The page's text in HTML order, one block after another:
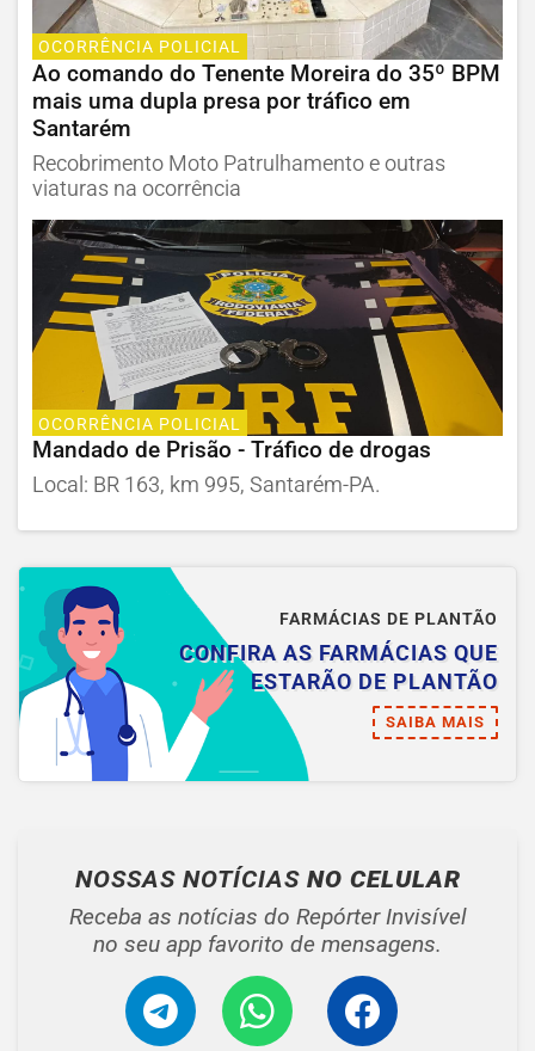
OCORRÊNCIA POLICIAL
Ao comando do Tenente Moreira do 35º BPM
mais uma dupla presa por tráfico em
Santarém
Recobrimento Moto Patrulhamento e outras
viaturas na ocorrência
OCORRÊNCIA POLICIAL
Mandado de Prisão - Tráfico de drogas
Local: BR 163, km 995, Santarém-PA.
FARMÁCIAS DE PLANTÃO
CONFIRA AS FARMÁCIAS QUE
ESTARÃO DE PLANTÃO
SAIBA MAIS
NOSSAS NOTÍCIAS NO CELULAR
Receba as notícias do Repórter Invisível
no seu app favorito de mensagens.